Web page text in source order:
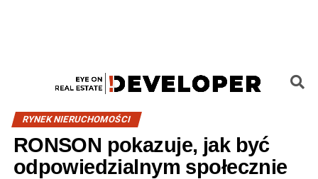
RYNEK NIERUCHOMOŚCI
RONSON pokazuje, jak być
odpowiedzialnym społecznie